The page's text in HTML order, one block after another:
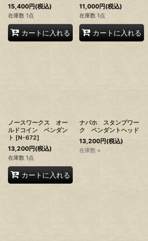
15,400円(税込)
在庫数 1点
カートに入れる
11,000円(税込)
在庫数 1点
カートに入れる
ノースワークス オー
ルドコイン ペンダン
ト [N-672]
13,200円(税込)
在庫数 1点
カートに入れる
ナバホ スタンプワー
ク ペンダントヘッド
13,200円(税込)
在庫数 ×